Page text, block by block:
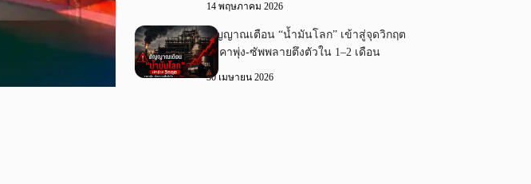
14 พฤษภาคม 2026
สัญญาณเตือน “น้ำมันโลก” เข้าสู่จุดวิกฤต
ราคาพุ่ง-ซัพพลายตึงตัวใน 1–2 เดือน
30 เมษายน 2026